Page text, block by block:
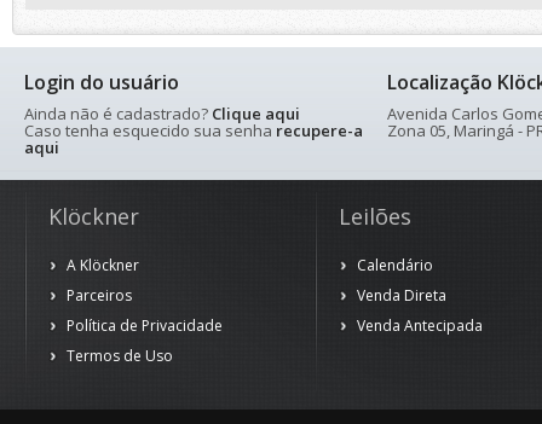
Login do usuário
Ainda não é cadastrado? Clique aqui
Caso tenha esquecido sua senha recupere-a
aqui
Localização
Avenida Carlos
Zona 05, Maringá -
Klöckner
A Klöckner
Parceiros
Política de Privacidade
Termos de Uso
Leilões
Calendário
Venda Direta
Venda Antecipada